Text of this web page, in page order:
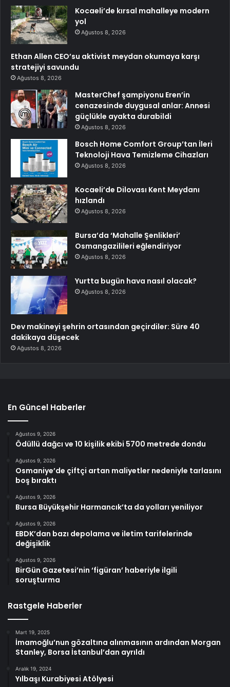
Kocaeli’de kırsal mahalleye modern
yol
Ağustos 8, 2026
Ethan Allen CEO’su aktivist meydan okumaya karşı
stratejiyi savundu
Ağustos 8, 2026
MasterChef şampiyonu Eren’in
cenazesinde duygusal anlar: Annesi
güçlükle ayakta durabildi
Ağustos 8, 2026
Bosch Home Comfort Group’tan İleri
Teknoloji Hava Temizleme Cihazları
Ağustos 8, 2026
Kocaeli’de Dilovası Kent Meydanı
hızlandı
Ağustos 8, 2026
Bursa’da ‘Mahalle Şenlikleri’
Osmangazilileri eğlendiriyor
Ağustos 8, 2026
Yurtta bugün hava nasıl olacak?
Ağustos 8, 2026
Dev makineyi şehrin ortasından geçirdiler: Süre 40
dakikaya düşecek
Ağustos 8, 2026
En Güncel Haberler
Ağustos 9, 2026
Ödüllü dağcı ve 10 kişilik ekibi 5700 metrede dondu
Ağustos 9, 2026
Osmaniye’de çiftçi artan maliyetler nedeniyle tarlasını
boş bıraktı
Ağustos 9, 2026
Bursa Büyükşehir Harmancık’ta da yolları yeniliyor
Ağustos 9, 2026
EBDK’dan bazı depolama ve iletim tarifelerinde
değişiklik
Ağustos 9, 2026
BirGün Gazetesi’nin ‘figüran’ haberiyle ilgili
soruşturma
Rastgele Haberler
Mart 19, 2025
İmamoğlu’nun gözaltına alınmasının ardından Morgan
Stanley, Borsa İstanbul’dan ayrıldı
Aralık 19, 2024
Yılbaşı Kurabiyesi Atölyesi